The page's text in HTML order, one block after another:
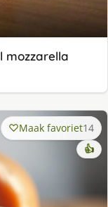
mozzarella
Maak favoriet14
👍